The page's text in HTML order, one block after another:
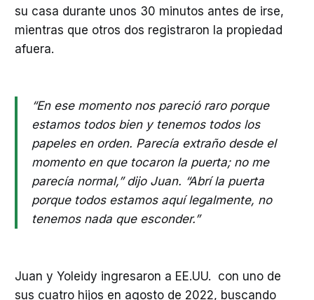
su casa durante unos 30 minutos antes de irse,
mientras que otros dos registraron la propiedad
afuera.
“En ese momento nos pareció raro porque
estamos todos bien y tenemos todos los
papeles en orden. Parecía extraño desde el
momento en que tocaron la puerta; no me
parecía normal,” dijo Juan. “Abrí la puerta
porque todos estamos aquí legalmente, no
tenemos nada que esconder.”
Juan y Yoleidy ingresaron a EE.UU. con uno de
sus cuatro hijos en agosto de 2022, buscando